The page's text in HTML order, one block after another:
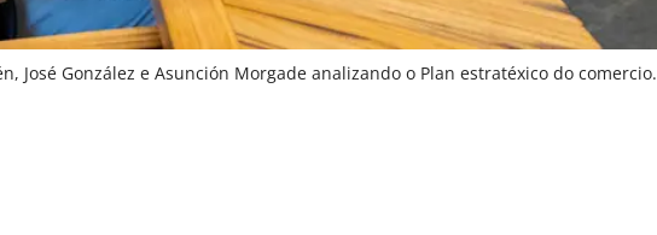
José González e Asunción Morgade analizando o Plan estratéxico do comercio.